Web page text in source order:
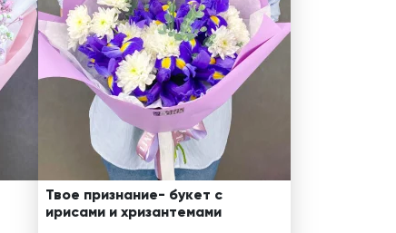
Твое признание- букет с
ирисами и хризантемами